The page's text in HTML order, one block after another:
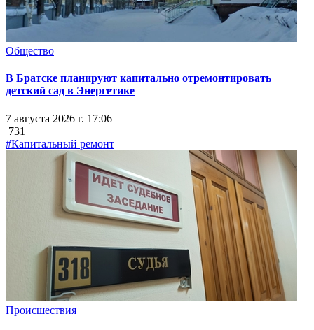
Общество
В Братске планируют капитально отремонтировать
детский сад в Энергетике
7 августа 2026 г. 17:06
731
#Капитальный ремонт
Происшествия